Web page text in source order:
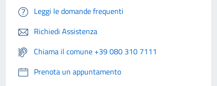
Leggi le domande frequenti
Richiedi Assistenza
Chiama il comune +39 080 310 7111
Prenota un appuntamento